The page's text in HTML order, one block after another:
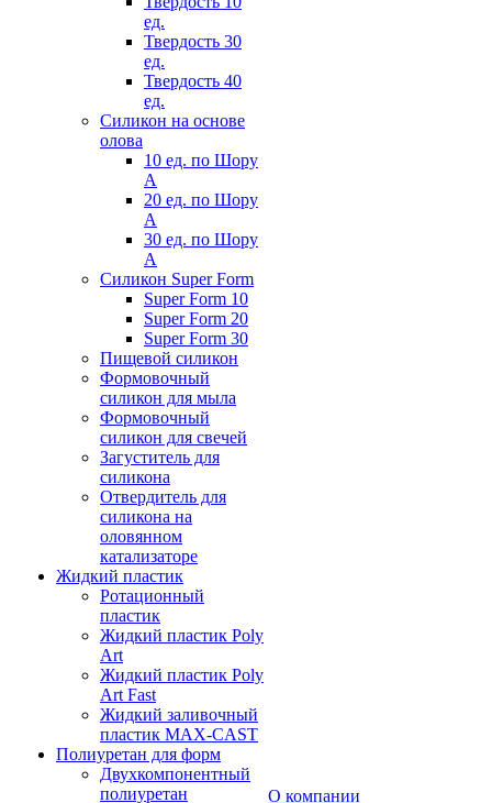
ед.
Твердость 30
ед.
Твердость 40
ед.
Силикон на основе
олова
10 ед. по Шору
А
20 ед. по Шору
А
30 ед. по Шору
А
Силикон Super Form
Super Form 10
Super Form 20
Super Form 30
Пищевой силикон
Формовочный
силикон для мыла
Формовочный
силикон для свечей
Загуститель для
силикона
Отвердитель для
силикона на
оловянном
катализаторе
Жидкий пластик
Ротационный
пластик
Жидкий пластик Poly
Art
Жидкий пластик Poly
Art Fast
Жидкий заливочный
пластик MAX-CAST
Полиуретан для форм
Двухкомпонентный
полиуретан
О компании